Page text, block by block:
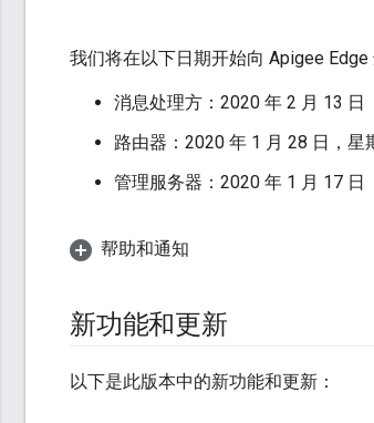
我们将在以下日期开始向 Apigee Edge
消息处理方：2020 年 2 月 13 日
路由器：2020 年 1 月 28 日，星
管理服务器：2020 年 1 月 17 日
帮助和通知
新功能和更新
以下是此版本中的新功能和更新：